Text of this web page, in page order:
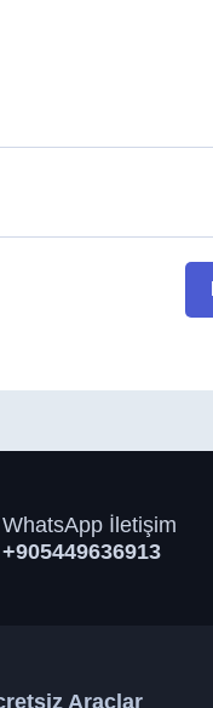
WhatsApp İletişim
+905449636913
Araçlar